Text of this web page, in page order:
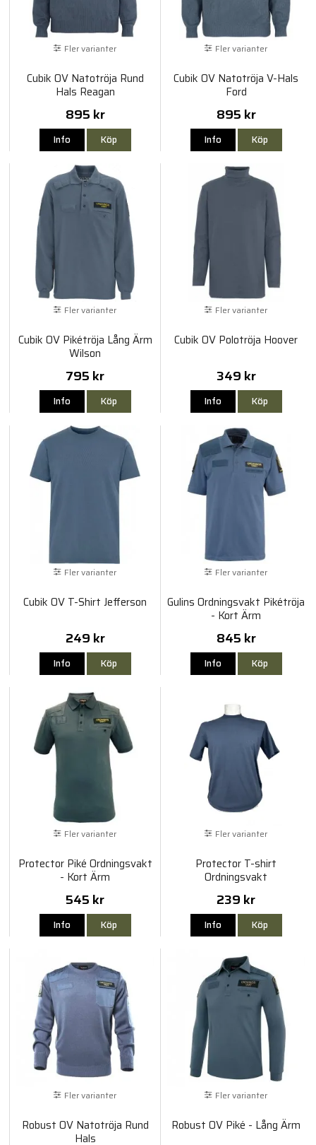
Fler varianter
Cubik OV Natotröja Rund
Hals Reagan
895 kr
Info Köp
Fler varianter
Cubik OV Natotröja V-Hals
Ford
895 kr
Info Köp
Fler varianter
Cubik OV Pikétröja Lång Ärm
Wilson
795 kr
Info Köp
Fler varianter
Cubik OV Polotröja Hoover
349 kr
Info Köp
Fler varianter
Cubik OV T-Shirt Jefferson
249 kr
Info Köp
Fler varianter
Gulins Ordningsvakt Pikétröja
- Kort Ärm
845 kr
Info Köp
Fler varianter
Protector Piké Ordningsvakt
- Kort Ärm
545 kr
Info Köp
Fler varianter
Protector T-shirt
Ordningsvakt
239 kr
Info Köp
Fler varianter
Robust OV Natotröja Rund
Hals
Fler varianter
Robust OV Piké - Lång Ärm